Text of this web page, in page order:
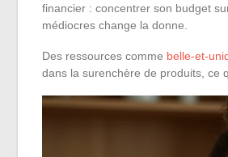
financier : concentrer son budget
médiocres change la donne.
Des ressources comme belle-et-
dans la surenchère de produits, ce